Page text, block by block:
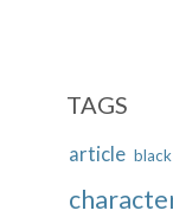
TAGS
article